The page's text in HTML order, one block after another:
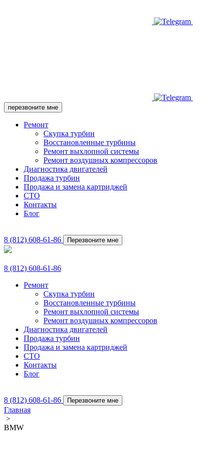
перезвоните мне
Ремонт
Скупка турбин
Восстановленные турбины
Ремонт выхлопной системы
Ремонт воздушных компрессоров
Диагностика двигателей
Продажа турбин
Продажа и замена картриджей
СТО
Контакты
Блог
8 (812) 608-61-86 Перезвоните мне
8 (812) 608-61-86
Ремонт
Скупка турбин
Восстановленные турбины
Ремонт выхлопной системы
Ремонт воздушных компрессоров
Диагностика двигателей
Продажа турбин
Продажа и замена картриджей
СТО
Контакты
Блог
8 (812) 608-61-86 Перезвоните мне
Главная
>
BMW